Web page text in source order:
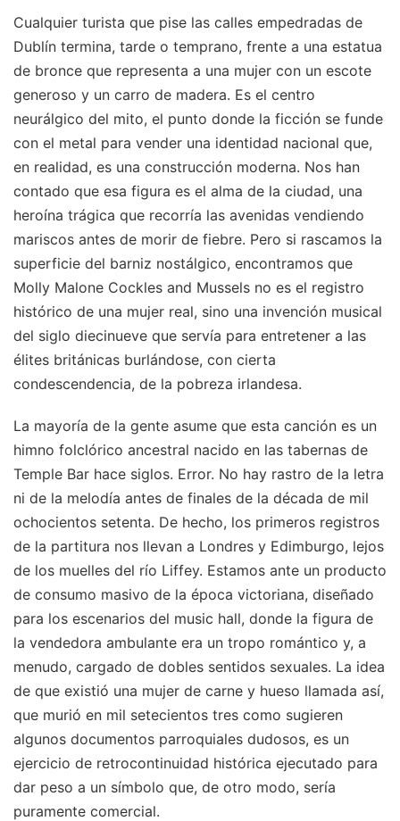
Cualquier turista que pise las calles empedradas de
Dublín termina, tarde o temprano, frente a una estatua
de bronce que representa a una mujer con un escote
generoso y un carro de madera. Es el centro
neurálgico del mito, el punto donde la ficción se funde
con el metal para vender una identidad nacional que,
en realidad, es una construcción moderna. Nos han
contado que esa figura es el alma de la ciudad, una
heroína trágica que recorría las avenidas vendiendo
mariscos antes de morir de fiebre. Pero si rascamos la
superficie del barniz nostálgico, encontramos que
Molly Malone Cockles and Mussels no es el registro
histórico de una mujer real, sino una invención musical
del siglo diecinueve que servía para entretener a las
élites británicas burlándose, con cierta
condescendencia, de la pobreza irlandesa.
La mayoría de la gente asume que esta canción es un
himno folclórico ancestral nacido en las tabernas de
Temple Bar hace siglos. Error. No hay rastro de la letra
ni de la melodía antes de finales de la década de mil
ochocientos setenta. De hecho, los primeros registros
de la partitura nos llevan a Londres y Edimburgo, lejos
de los muelles del río Liffey. Estamos ante un producto
de consumo masivo de la época victoriana, diseñado
para los escenarios del music hall, donde la figura de
la vendedora ambulante era un tropo romántico y, a
menudo, cargado de dobles sentidos sexuales. La idea
de que existió una mujer de carne y hueso llamada así,
que murió en mil setecientos tres como sugieren
algunos documentos parroquiales dudosos, es un
ejercicio de retrocontinuidad histórica ejecutado para
dar peso a un símbolo que, de otro modo, sería
puramente comercial.